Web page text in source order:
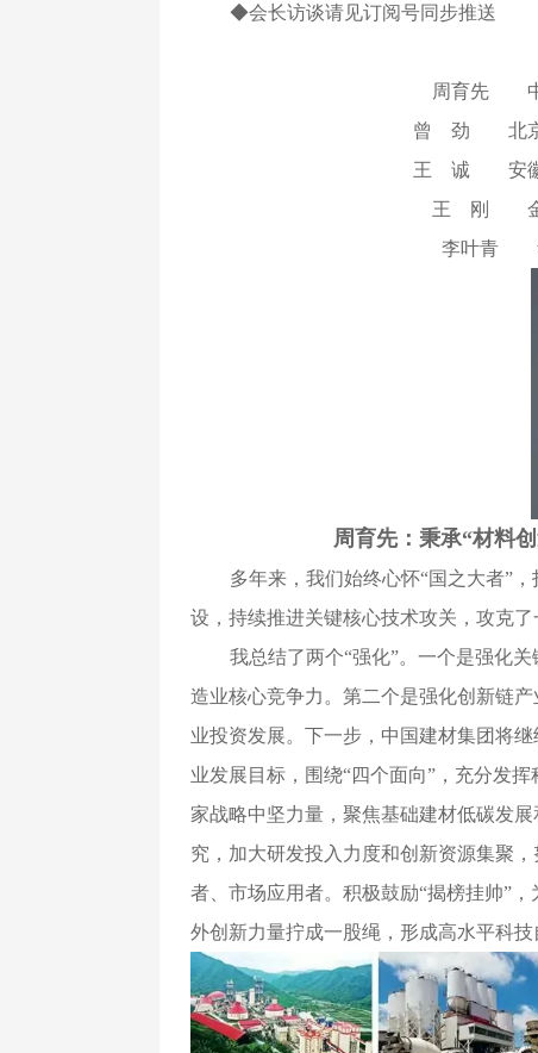
◆会长访谈请见订阅号同步推送
周育先 中
曾 劲 北京金
王 诚 安徽海
王 刚 金晶
李叶青 华
周育先：秉承“材料
多年来，我们始终心怀“国之大者”
设，持续推进关键核心技术攻关，攻克了
我总结了两个“强化”。一个是强化
造业核心竞争力。第二个是强化创新链
业投资发展。下一步，中国建材集团将
业发展目标，围绕“四个面向”，充分发
家战略中坚力量，聚焦基础建材低碳发
究，加大研发投入力度和创新资源集聚
者、市场应用者。积极鼓励“揭榜挂帅”
外创新力量拧成一股绳，形成高水平科技